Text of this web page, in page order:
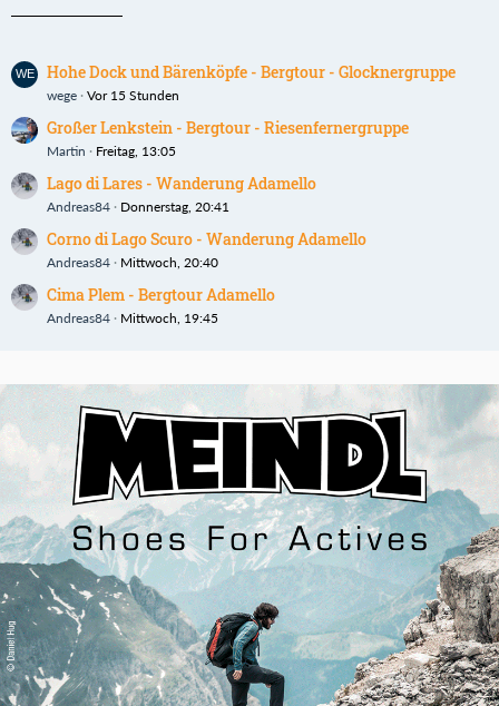
Hohe Dock und Bärenköpfe - Bergtour - Glocknergruppe
wege Vor 15 Stunden
Großer Lenkstein - Bergtour - Riesenfernergruppe
Martin Freitag, 13:05
Lago di Lares - Wanderung Adamello
Andreas84 Donnerstag, 20:41
Corno di Lago Scuro - Wanderung Adamello
Andreas84 Mittwoch, 20:40
Cima Plem - Bergtour Adamello
Andreas84 Mittwoch, 19:45